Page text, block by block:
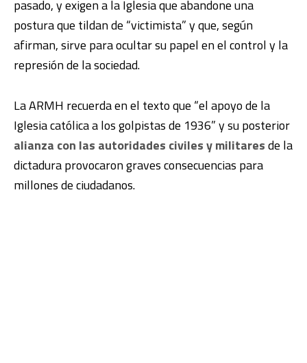
pasado, y exigen a la Iglesia que abandone una
postura que tildan de “victimista” y que, según
afirman, sirve para ocultar su papel en el control y la
represión de la sociedad.
La ARMH recuerda en el texto que “el apoyo de la
Iglesia católica a los golpistas de 1936” y su posterior
alianza con las autoridades civiles y militaresde la
dictadura provocaron graves consecuencias para
millones de ciudadanos.